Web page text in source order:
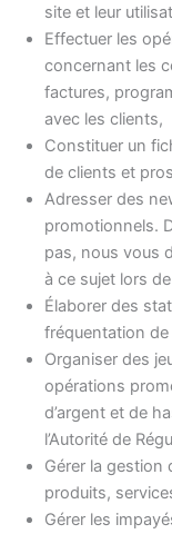
site et leur
Effectuer les
concernant les
factures,
avec les clients,
Constituer un
de clients et
Adresser des
promotionnels.
pas, nous vous
à ce sujet lors
Élaborer des
fréquentation
Organiser des
opérations
d’argent et de
l’Autorité de
Gérer la gestion
produits,
Gérer les